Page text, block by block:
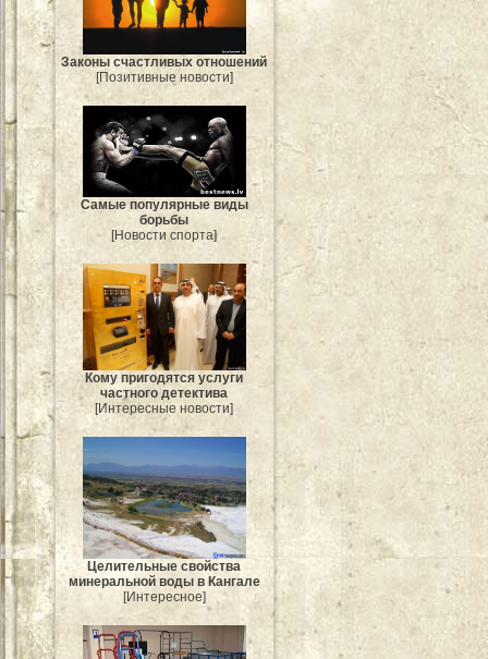
Законы счастливых отношений
[Позитивные новости]
Самые популярные виды
борьбы
[Новости спорта]
Кому пригодятся услуги
частного детектива
[Интересные новости]
Целительные свойства
минеральной воды в Кангале
[Интересное]